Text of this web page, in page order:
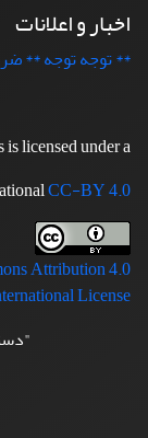
اخبار و اعلانات
** توجه توجه **
licensed under a
CC-BY 4.0
Attribution 4.0
License